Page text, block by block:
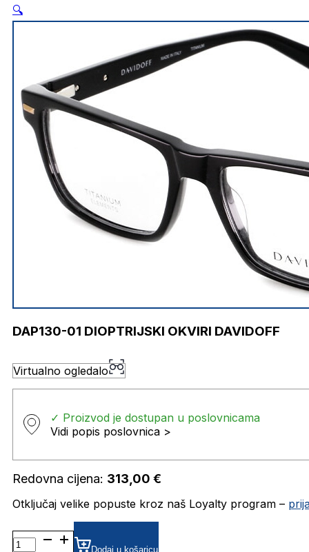
🔍
DAP130-01 DIOPTRIJSKI OKVIRI DAVIDOFF
Virtualno ogledalo
✓ Proizvod je dostupan u poslovnicama
Vidi popis poslovnica >
Redovna cijena: 313,00 €
Otključaj velike popuste kroz naš Loyalty program –
DAP130-
Dodaj u košaricu